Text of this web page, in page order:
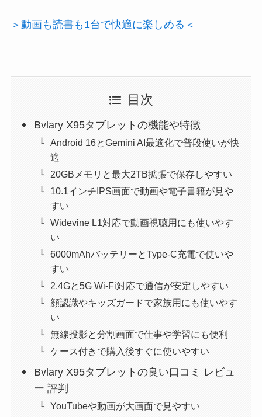
＞動画も読書も1台で快適に楽しめる＜
目次
Bvlary X95タブレットの機能や特徴
Android 16とGemini AI最適化で普段使いが快
適
20GBメモリと最大2TB拡張で保存しやすい
10.1インチIPS画面で動画や電子書籍が見や
すい
Widevine L1対応で動画視聴用にも使いやす
い
6000mAhバッテリーとType-C充電で使いや
すい
2.4Gと5G Wi-Fi対応で通信が安定しやすい
顔認識やキッズガードで家族用にも使いやす
い
無線投影と分割画面で仕事や学習にも便利
ケース付きで購入後すぐに使いやすい
Bvlary X95タブレットの良い口コミ レビュ
ー 評判
YouTubeや動画が大画面で見やすい